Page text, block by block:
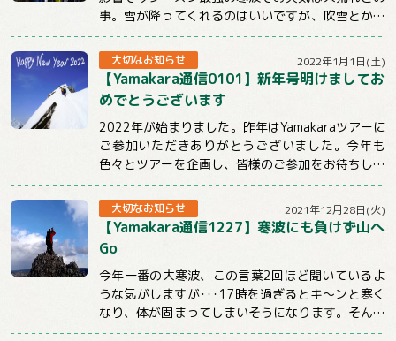
事。雪が降ってくれるのはいいですが、吹雪とかは
ちょっと。。。明日からも冷えるようですので山...
大切なお知らせ 2022年1月1日(土)
【Yamakara通信0101】新年号明けましてお
めでとうございます
2022年が始まりました。昨年はYamakaraツアーに
ご参加いただきありがとうございました。今年も
色々とツアーを企画し、皆様のご参加をお待ちして
おります。引き続きYamakaraを...
大切なお知らせ 2021年12月28日(火)
【Yamakara通信1227】寒波にも負けず山へ
Go
今年一番の大寒波、この言葉2回ほど聞いているよ
うな気がしますが･･･17時を過ぎるとキ～ンと寒く
なり、体が固まってしまいそうになります。そんな
時こそ体を動かしてぽかぽかにしないとだめ...